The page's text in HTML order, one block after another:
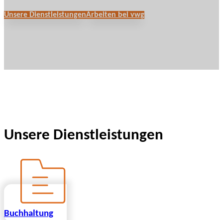
Unsere DienstleistungenArbeiten bei vwg
Unsere Dienstleistungen
Buchhaltung